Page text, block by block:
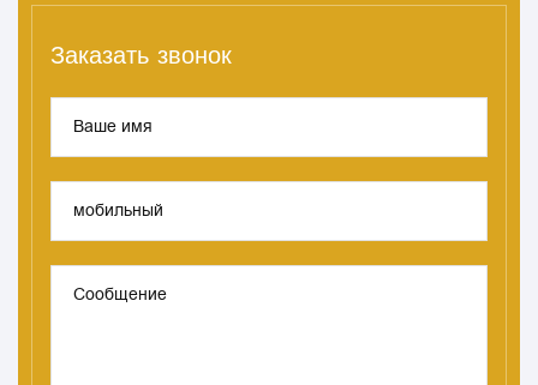
Заказать звонок
Ваше имя
мобильный
Сообщение